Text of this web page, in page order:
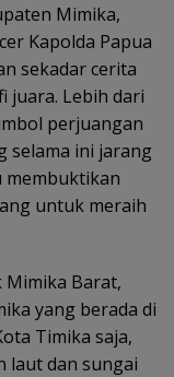
Mimika,
Kapolda Papua
sekadar cerita
juara. Lebih dari
perjuangan
selama ini jarang
membuktikan
untuk meraih
Mimika Barat,
yang berada di
Timika saja,
laut dan sungai